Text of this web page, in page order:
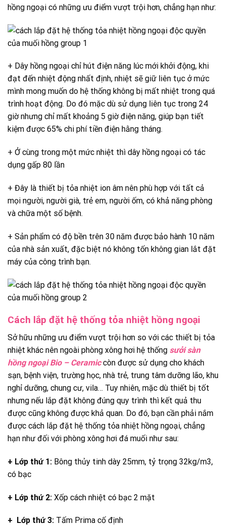
hồng ngoại có những ưu điểm vượt trội hơn, chẳng hạn như:
+ Dây hồng ngoại chỉ hút điện năng lúc mới khởi động, khi
đạt đến nhiệt động nhất định, nhiệt sẽ giữ liên tục ở mức
mình mong muốn do hệ thống không bị mất nhiệt trong quá
trình hoạt động. Do đó mặc dù sử dụng liên tục trong 24
giờ nhưng chỉ mất khoảng 5 giờ điện năng, giúp bạn tiết
kiệm được 65% chi phí tiền điện hằng tháng.
+ Ở cùng trong một mức nhiệt thì dây hồng ngoại có tác
dụng gấp 80 lần
+ Đây là thiết bị tỏa nhiệt ion âm nên phù hợp với tất cả
mọi người, người già, trẻ em, người ốm, có khả năng phòng
và chữa một số bệnh.
+ Sản phẩm có độ bền trên 30 năm được bảo hành 10 năm
của nhà sản xuất, đặc biệt nó không tốn không gian lắt đặt
máy của công trình bạn.
Cách lắp đặt hệ thống tỏa nhiệt hồng ngoại
Sở hữu những ưu điểm vượt trội hơn so với các thiết bị tỏa
nhiệt khác nên ngoài phòng xông hơi hệ thống sưởi sàn
hồng ngoại Bio – Ceramiccòn được sử dụng cho khách
sạn, bệnh viện, trường học, nhà trẻ, trung tâm dưỡng lão, khu
nghỉ dưỡng, chung cư, vila… Tuy nhiên, mặc dù thiết bị tốt
nhưng nếu lắp đặt không đúng quy trình thì kết quả thu
được cũng không được khả quan. Do đó, bạn cần phải nắm
được cách lắp đặt hệ thống tỏa nhiệt hồng ngoại, chẳng
hạn như đối với phòng xông hơi đá muối như sau:
+ Lớp thứ 1: Bông thủy tinh dày 25mm, tỷ trọng 32kg/m3,
có bạc
+ Lớp thứ 2: Xốp cách nhiệt có bạc 2 mặt
+ Lớp thứ 3: Tấm Prima cố định